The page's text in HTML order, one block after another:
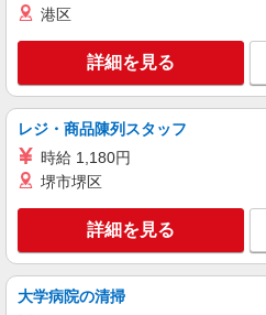
港区
詳細を見る
レジ・商品陳列スタッフ
時給 1,180円
堺市堺区
詳細を見る
大学病院の清掃